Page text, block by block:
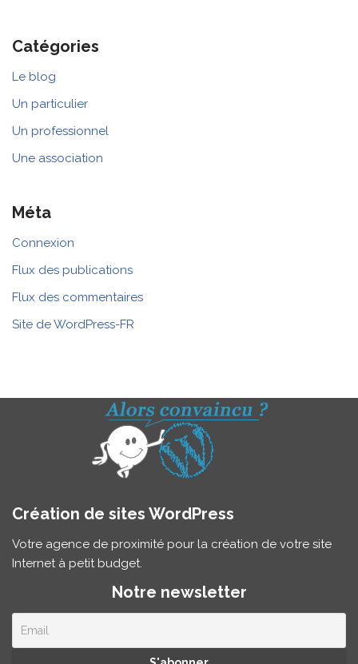
Catégories
Le blog
Un particulier
Un professionnel
Une association
Méta
Connexion
Flux des publications
Flux des commentaires
Site de WordPress-FR
Création de sites WordPress
Votre agence de proximité pour la création de votre site
Internet à petit budget.
Notre newsletter